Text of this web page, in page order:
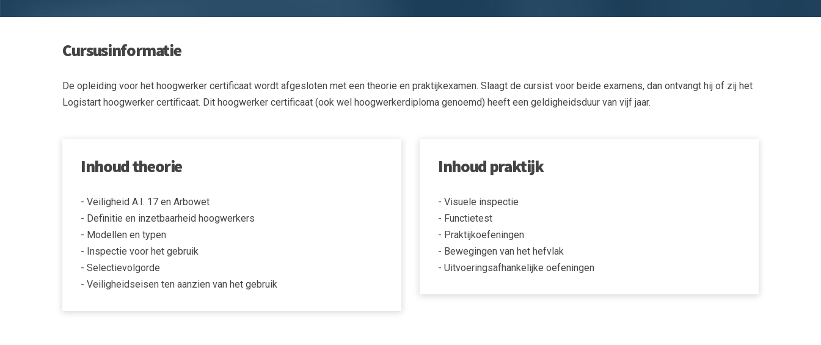
Cursusinformatie
De opleiding voor het hoogwerker certificaat wordt afgesloten met een theorie en praktijkexamen. Slaagt de cursist voor beide examens, dan ontvangt hij of zij het
Logistart hoogwerker certificaat. Dit hoogwerker certificaat (ook wel hoogwerkerdiploma genoemd) heeft een geldigheidsduur van vijf jaar.
Inhoud theorie
- Veiligheid A.I. 17 en Arbowet
- Definitie en inzetbaarheid hoogwerkers
- Modellen en typen
- Inspectie voor het gebruik
- Selectievolgorde
- Veiligheidseisen ten aanzien van het gebruik
Inhoud praktijk
- Visuele inspectie
- Functietest
- Praktijkoefeningen
- Bewegingen van het hefvlak
- Uitvoeringsafhankelijke oefeningen